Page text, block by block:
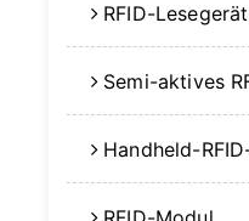
RFID-Lesegerät
Semi-aktives
Handheld-